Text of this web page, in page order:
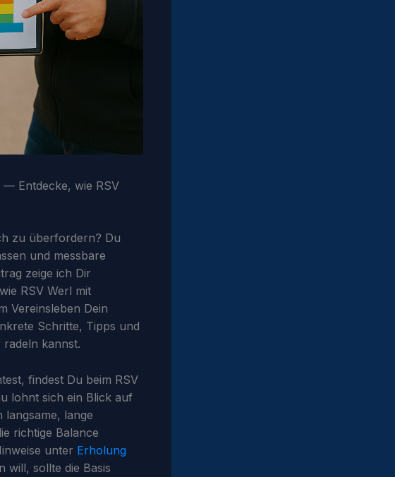
— Entdecke, wie RSV
zu überfordern? Du
und messbare
zeige ich Dir
RSV Werl mit
Vereinsleben Dein
Schritte, Tipps und
kannst.
findest Du beim RSV
lohnt sich ein Blick auf
lange
richtige Balance
unter Erholung
will, sollte die Basis